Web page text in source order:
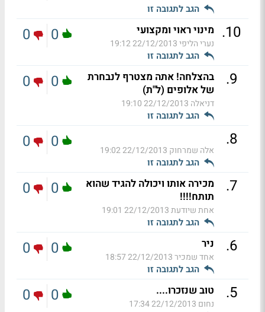
הגב לתגובה זו
10
. מינוי ראוי ומקצועי
נערי הליפי22/12/2013 19:12
הגב לתגובה זו
0
0
9
.
בהצלחה! אתה מצטרף לנבחרת
של אלופים (ל"ת)
דניאלה 22/12/2013 19:10
הגב לתגובה זו
0
0
8
.
אלה שמרחוק 22/12/2013 19:02
הגב לתגובה זו
0
0
7
.
מכירה אותו ויכולה להגיד שהוא
תותח!!!!
אחת שיודעת22/12/2013 19:01
הגב לתגובה זו
0
0
6
. ניר
אחד שמכיר22/12/2013 18:57
הגב לתגובה זו
0
0
5
. טוב שנזכרו....
נחום 22/12/2013 17:34
0
0